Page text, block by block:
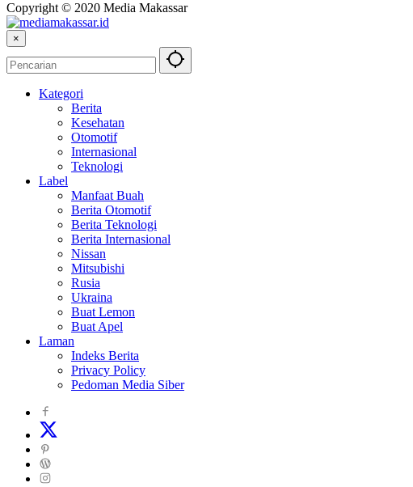
Copyright © 2020 Media Makassar
×
Kategori
Berita
Kesehatan
Otomotif
Internasional
Teknologi
Label
Manfaat Buah
Berita Otomotif
Berita Teknologi
Berita Internasional
Nissan
Mitsubishi
Rusia
Ukraina
Buat Lemon
Buat Apel
Laman
Indeks Berita
Privacy Policy
Pedoman Media Siber